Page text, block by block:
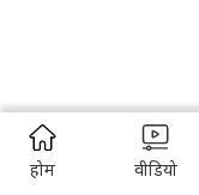
होम वीडियो